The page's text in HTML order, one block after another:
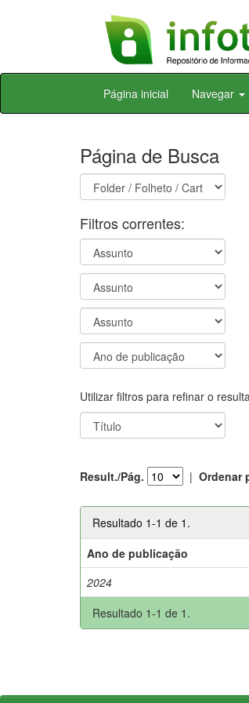
Skip
Página inicial Navegar
Página de Busca
Filtros correntes:
Utilizar filtros para refinar o
Result./Pág. | Ordenar
Resultado 1-1 de 1.
Ano de publicação
2024
Resultado 1-1 de 1.